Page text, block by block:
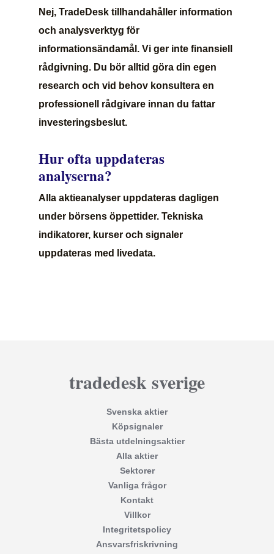
Nej, TradeDesk tillhandahåller information
och analysverktyg för
informationsändamål. Vi ger inte finansiell
rådgivning. Du bör alltid göra din egen
research och vid behov konsultera en
professionell rådgivare innan du fattar
investeringsbeslut.
Hur ofta uppdateras
analyserna?
Alla aktieanalyser uppdateras dagligen
under börsens öppettider. Tekniska
indikatorer, kurser och signaler
uppdateras med livedata.
tradedesk sverige
Svenska aktier
Köpsignaler
Bästa utdelningsaktier
Alla aktier
Sektorer
Vanliga frågor
Kontakt
Villkor
Integritetspolicy
Ansvarsfriskrivning